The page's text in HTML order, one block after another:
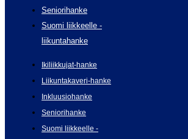
Seniorihanke
Suomi liikkeelle -
liikuntahanke
Ikiliikkujat-hanke
Liikuntakaveri-hanke
Inkluusiohanke
Seniorihanke
Suomi liikkeelle -